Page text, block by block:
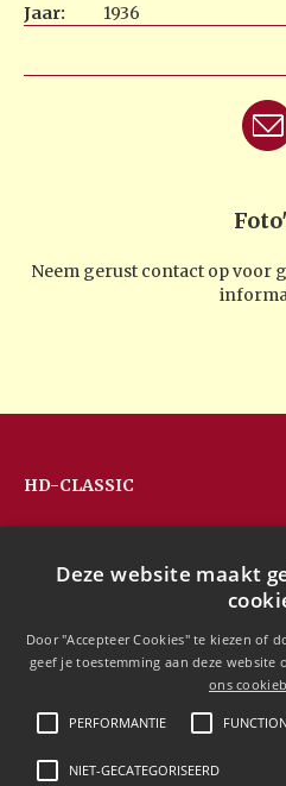
Jaar:
1936
Neem gerust contact op voor
HD-CLASSIC
Hans Devos
3128 Baal
+32(0)477 88 81 84
info@hd-classic.be
Copyright © 2020 HD-Classic
Deze website maakt
Door "Accepteer Cookies" te kiezen of
geef je toestemming aan deze website
ons
PERFORMANTIE
NIET-GECATEGORISEERD